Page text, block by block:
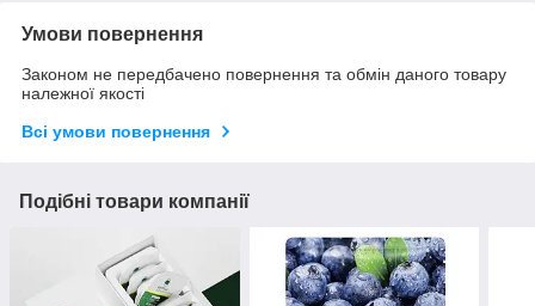
Умови повернення
Законом не передбачено повернення та обмін даного товару
належної якості
Всі умови повернення
Подібні товари компанії